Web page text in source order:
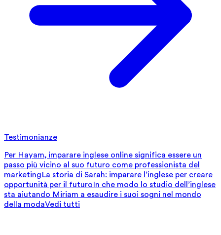
Testimonianze
Per Hayam, imparare inglese online significa essere un
passo più vicino al suo futuro come professionista del
marketingLa storia di Sarah: imparare l’inglese per creare
opportunità per il futuroIn che modo lo studio dell’inglese
sta aiutando Miriam a esaudire i suoi sogni nel mondo
della modaVedi tutti